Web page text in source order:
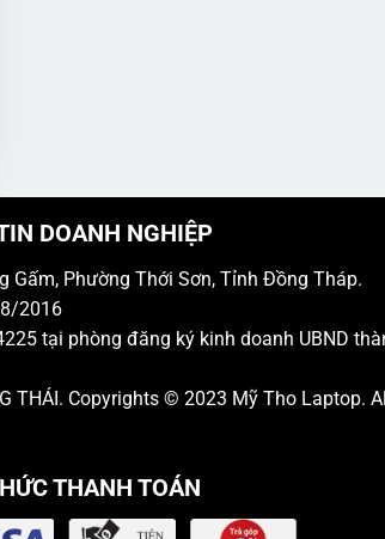
DOANH NGHIỆP
Phường Thới Sơn, Tỉnh Đồng Tháp.
2016
tại phòng đăng ký kinh doanh UBND
THÁI. Copyrights © 2023 Mỹ Tho Laptop.
THANH TOÁN